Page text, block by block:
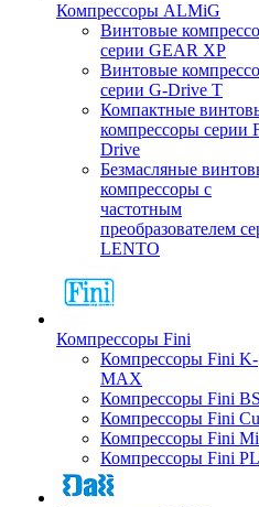
Компрессоры ALMiG
Винтовые
серии GEAR XP
Винтовые
серии G-Drive T
Компактные
компрессоры серии
Drive
Безмасляные
компрессоры с
частотным
преобразователем
LENTO
Компрессоры Fini
Компрессоры Fini K-
MAX
Компрессоры Fini
Компрессоры Fini
Компрессоры Fini
Компрессоры Fini